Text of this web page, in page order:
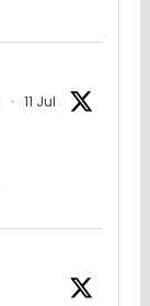
· 11 Jul